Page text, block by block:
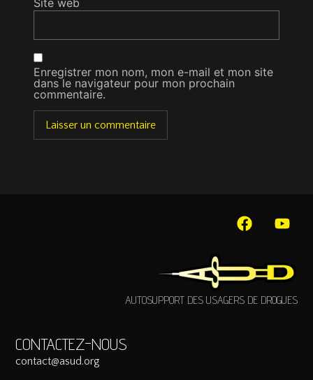
Site web
Enregistrer mon nom, mon e-mail et mon site
dans le navigateur pour mon prochain
commentaire.
AUTOSUPPORT DES USAGERS DE DROGUES
CONTACTEZ-NOUS
contact@asud.org